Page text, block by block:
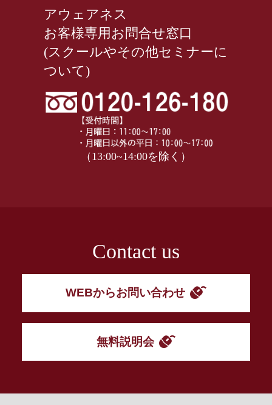
アウェアネス
お客様専用お問合せ窓口
(スクールやその他セミナーに
ついて)
（13:00~14:00を除く）
Contact us
WEBからお問い合わせ
無料説明会